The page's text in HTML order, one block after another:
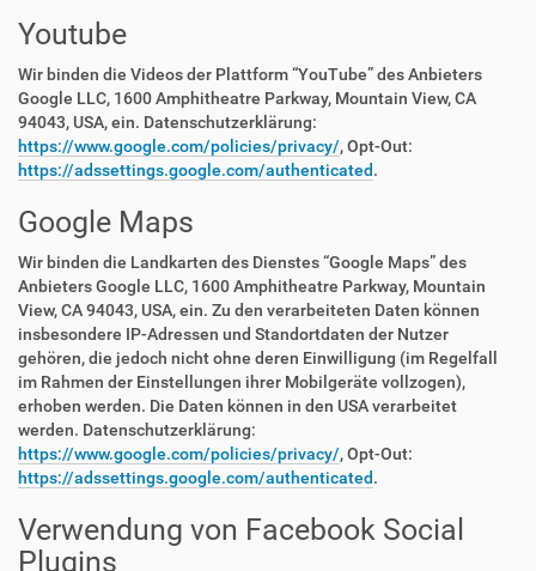
Youtube
Wir binden die Videos der Plattform “YouTube” des Anbieters
Google LLC, 1600 Amphitheatre Parkway, Mountain View, CA
94043, USA, ein. Datenschutzerklärung:
https://www.google.com/policies/privacy/, Opt-Out:
https://adssettings.google.com/authenticated.
Google Maps
Wir binden die Landkarten des Dienstes “Google Maps” des
Anbieters Google LLC, 1600 Amphitheatre Parkway, Mountain
View, CA 94043, USA, ein. Zu den verarbeiteten Daten können
insbesondere IP-Adressen und Standortdaten der Nutzer
gehören, die jedoch nicht ohne deren Einwilligung (im Regelfall
im Rahmen der Einstellungen ihrer Mobilgeräte vollzogen),
erhoben werden. Die Daten können in den USA verarbeitet
werden. Datenschutzerklärung:
https://www.google.com/policies/privacy/, Opt-Out:
https://adssettings.google.com/authenticated.
Verwendung von Facebook Social
Plugins